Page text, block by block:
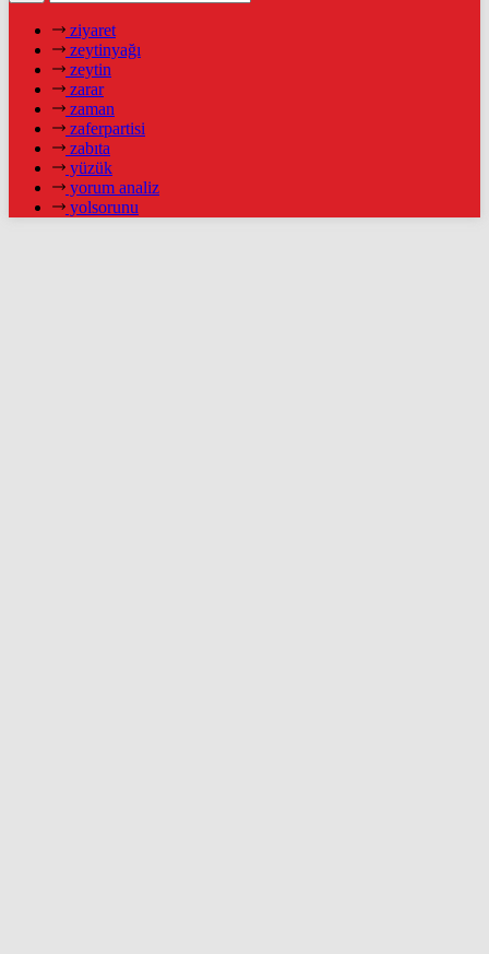
ziyaret
zeytinyağı
zeytin
zarar
zaman
zaferpartisi
zabıta
yüzük
yorum analiz
yolsorunu